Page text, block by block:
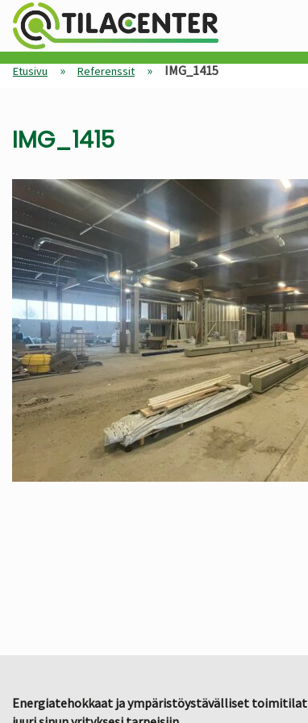
Etusivu » Referenssit » IMG_1415
IMG_1415
Energiatehokkaat ja ympäristöystävälliset toimitilat